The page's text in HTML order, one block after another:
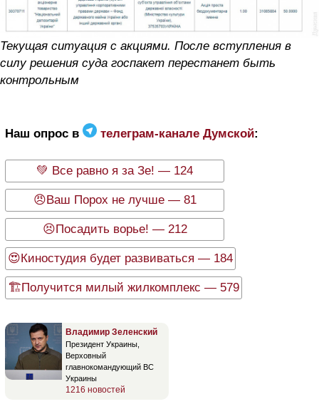
Текущая ситуация с акциями. После вступления в
силу решения суда госпакет перестанет быть
контрольным
Наш опрос в телеграм-канале Думской:
💚 Все равно я за Зе! — 124
😠Ваш Порох не лучше — 81
😣Посадить ворье! — 212
😍Киностудия будет развиваться — 184
🏗Получится милый жилкомплекс — 579
Владимир Зеленский
Президент Украины,
Верховный
главнокомандующий ВС
Украины
1216 новостей